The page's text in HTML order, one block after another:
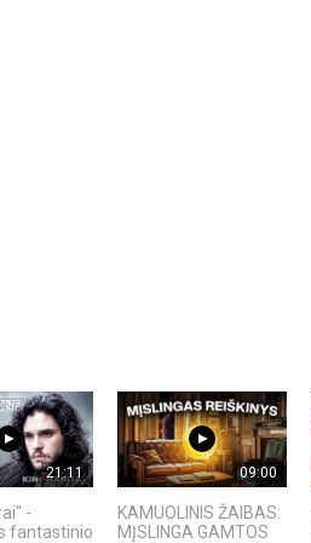
21:11
-
fantastinio
09:00
KAMUOLINIS ŽAIBAS:
MĮSLINGA GAMTOS